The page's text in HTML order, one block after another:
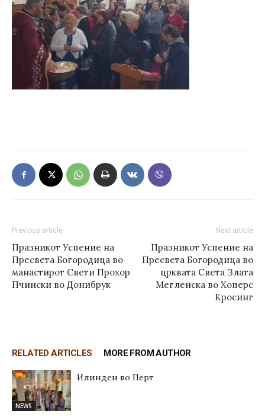
Previous article
Празникот Успение на
Пресвета Богородица во
манастирот Свети Прохор
Пчински во Донибрук
Next article
Празникот Успение на
Пресвета Богородица во
црквата Света Злата
Мегленска во Хоперс
Кросинг
RELATED ARTICLES MORE FROM AUTHOR
NEWS
Илинден во Перт